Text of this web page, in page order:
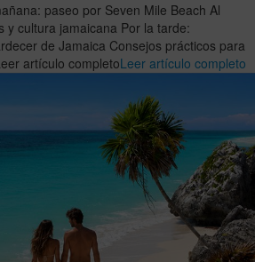
paseo por Seven Mile Beach Al
y cultura jamaicana Por la tarde:
de Jamaica Consejos prácticos para
artículo completoLeer artículo completo